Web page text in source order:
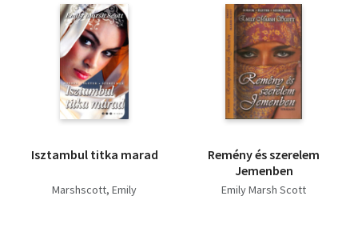
Isztambul titka marad
Marshscott, Emily
Remény és szerelem
Jemenben
Emily Marsh Scott